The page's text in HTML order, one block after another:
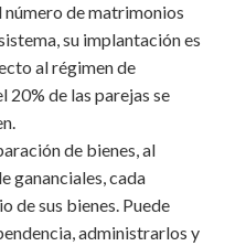
número de matrimonios
su implantación es
al régimen de
20% de las parejas se
de bienes, al
gananciales, cada
de sus bienes. Puede
administrarlos y